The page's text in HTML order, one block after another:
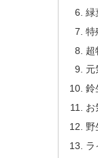
緑
特
超
元
鈴
お
野
ラ